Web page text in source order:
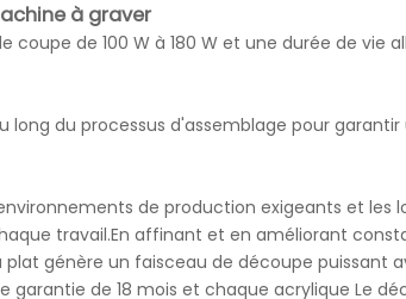
à graver
coupe de 100 W à 180 W et une durée de vie
du processus d'assemblage pour garantir
de production exigeants et les
travail.En affinant et en améliorant
génère un faisceau de découpe puissant
garantie de 18 mois et chaque acrylique Le